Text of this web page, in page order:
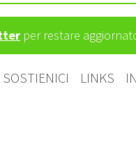
per restare
SOSTIENICI LINKS